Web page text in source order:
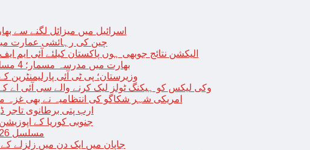
اسرائیل میں میزائل لگنے سے
چین کی رہائشی عمارت میں
الیکشن نتائج جوبھی ہوں پاکستان کیلئے آئی ایم
بھارت میں مدرسہ مسمار؛ 4 مسلمان جاں بحق اور 250 زخمی
وزیرستان؛ پی ٹی آئی پارلیمنٹرین
وکی لیکس کو ہیکنگ ٹولز لیک کرنے والے سی آئی اے کے سابق
امریکی شہر شکاگو کی انتظامیہ نے بھی غزہ
ارب پتی برطانوی تاجر
جنوبی کوریا کے
مسلسل 126 گھنٹوں تک گانے والی خاتون
جاپان میں ایک دن میں زلزلے کے 155 جھٹکے، 30 افراد ہلاک